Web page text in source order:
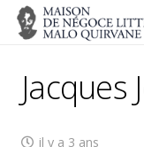
il y a 3 ans